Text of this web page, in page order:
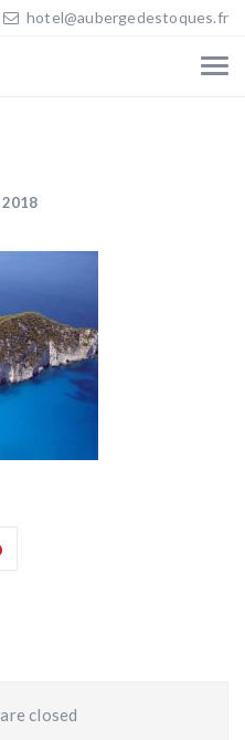
hotel@aubergedestoques.fr
2018
closed